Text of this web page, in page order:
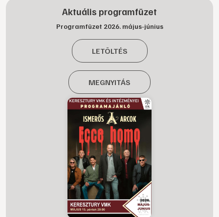
Aktuális programfüzet
Programfüzet 2026. május-június
LETÖLTÉS
MEGNYITÁS